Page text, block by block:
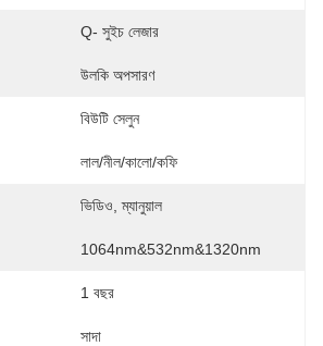
Q- সুইচ লেজার
উলকি অপসারণ
বিউটি সেলুন
লাল/নীল/কালো/কফি
ভিডিও, ম্যানুয়াল
1064nm&532nm&1320nm
1 বছর
সাদা